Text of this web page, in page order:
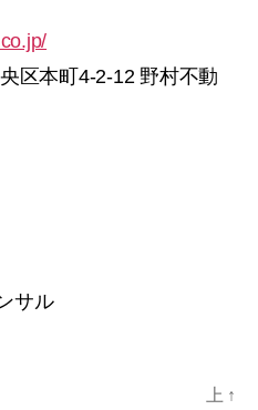
区本町4-2-12 野村不動
サル
上 ↑